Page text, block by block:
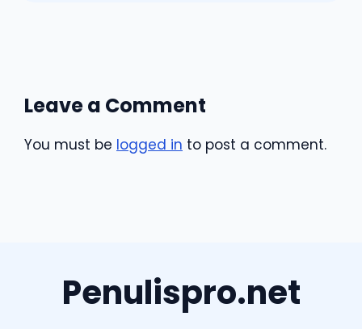
Leave a Comment
You must be logged in to post a comment.
Penulispro.net